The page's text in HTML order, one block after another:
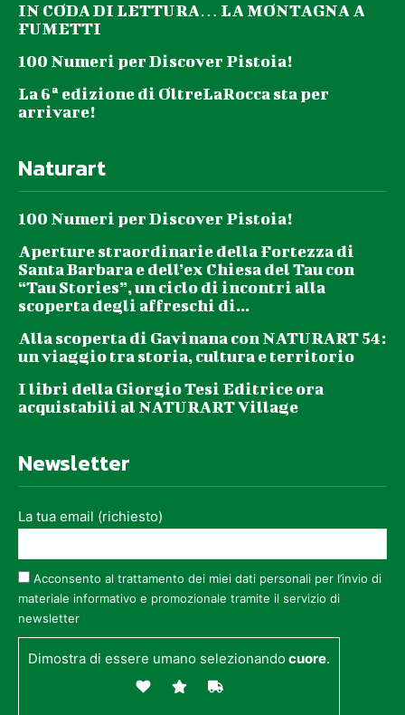
IN CODA DI LETTURA… LA MONTAGNA A
FUMETTI
100 Numeri per Discover Pistoia!
La 6ª edizione di OltreLaRocca sta per
arrivare!
Naturart
100 Numeri per Discover Pistoia!
Aperture straordinarie della Fortezza di
Santa Barbara e dell’ex Chiesa del Tau con
“Tau Stories”, un ciclo di incontri alla
scoperta degli affreschi di...
Alla scoperta di Gavinana con NATURART 54:
un viaggio tra storia, cultura e territorio
I libri della Giorgio Tesi Editrice ora
acquistabili al NATURART Village
Newsletter
La tua email (richiesto)
Acconsento al trattamento dei miei dati personali per l’invio di
materiale informativo e promozionale tramite il servizio di
newsletter
Dimostra di essere umano selezionandocuore.